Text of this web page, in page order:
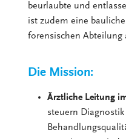
beurlaubte und
ist zudem eine
forensischen Abteilung
Die Mission:
Ärztliche Leitung
steuern